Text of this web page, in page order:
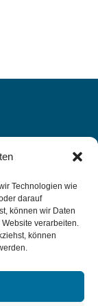
Technologien wie
darauf
können wir Daten
verarbeiten.
können
DENN